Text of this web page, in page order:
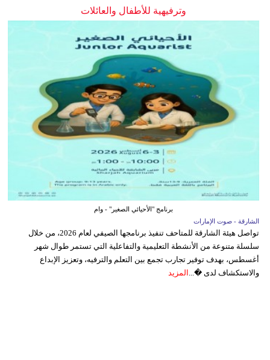
وترفيهية للأطفال والعائلات
برنامج "الأحيائي الصغير" - وام
الشارقة - صوت الإمارات
تواصل هيئة الشارقة للمتاحف تنفيذ برنامجها الصيفي لعام 2026، من خلال
سلسلة متنوعة من الأنشطة التعليمية والتفاعلية التي تستمر طوال شهر
أغسطس، بهدف توفير تجارب تجمع بين التعلم والترفيه، وتعزيز الإبداع
والاستكشاف لدى �... المزيد